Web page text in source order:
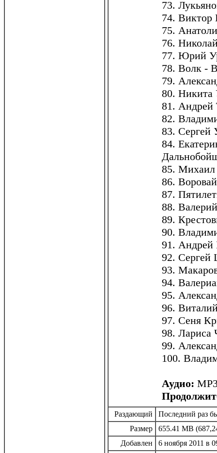
73.
74. Виктор
75.
76.
77. Юрий
78. Волк -
79.
80.
81. Андрей
82.
83.
84.
85. Михаил
86.
87.
88.
89.
90.
91. Андрей
92. Сергей
93.
94.
95.
96.
97. Сеня
98.
99.
100.
Аудио:
Раздающий
Последний раз
Размер
655.41 MB
Добавлен
6 ноября 2011 в